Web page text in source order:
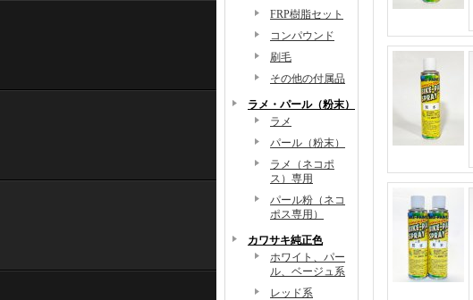
FRP樹脂セット
コンパウンド
刷毛
その他の付属品
ラメ・パール（粉末）
ラメ
パール（粉末）
ラメ（ネコポ
ス）専用
パール粉（ネコ
ポス専用）
カワサキ純正色
ホワイト、パー
ル、ベージュ系
レッド系